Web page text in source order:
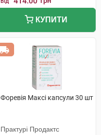
КУПИТИ
Форевія Максі капсули 30 шт
Практурі Продактс